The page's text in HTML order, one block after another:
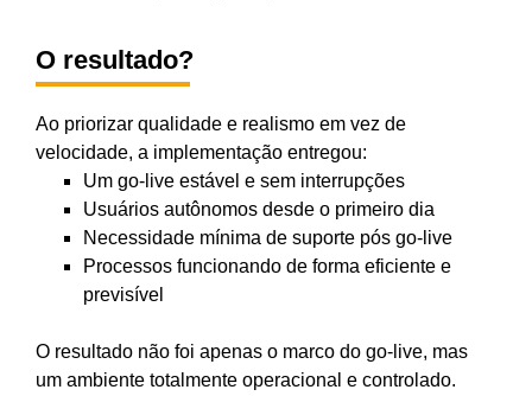
O resultado?
Ao priorizar qualidade e realismo em vez de
velocidade, a implementação entregou:
Um go-live estável e sem interrupções
Usuários autônomos desde o primeiro dia
Necessidade mínima de suporte pós go-live
Processos funcionando de forma eficiente e
previsível
O resultado não foi apenas o marco do go-live, mas
um ambiente totalmente operacional e controlado.